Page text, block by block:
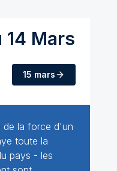
14 Mars
15 mars
de la force d'un
toute la
pays - les